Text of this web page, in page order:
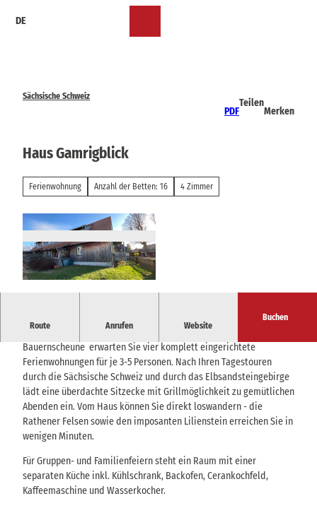
DE
Sächsische Schweiz
PDF
Teilen
Merken
Haus Gamrigblick
Ferienwohnung Anzahl der Betten: 16 4 Zimmer
Route Anrufen Website
Buchen
In dieser mühevoll und mit Liebe zum Detail restaurierten alten
Bauernscheune erwarten Sie vier komplett eingerichtete
Ferienwohnungen für je 3-5 Personen. Nach Ihren Tagestouren
durch die Sächsische Schweiz und durch das Elbsandsteingebirge
lädt eine überdachte Sitzecke mit Grillmöglichkeit zu gemütlichen
Abenden ein. Vom Haus können Sie direkt loswandern - die
Rathener Felsen sowie den imposanten Lilienstein erreichen Sie in
wenigen Minuten.
Für Gruppen- und Familienfeiern steht ein Raum mit einer
separaten Küche inkl. Kühlschrank, Backofen, Cerankochfeld,
Kaffeemaschine und Wasserkocher.